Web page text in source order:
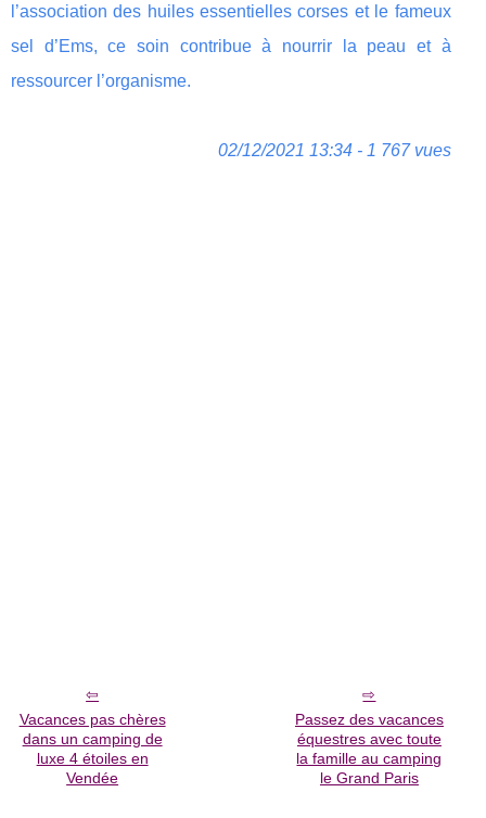
l’association des huiles essentielles corses et le fameux
sel d’Ems, ce soin contribue à nourrir la peau et à
ressourcer l’organisme.
02/12/2021 13:34 - 1 767 vues
Vacances pas chères
dans un camping de
luxe 4 étoiles en
Vendée
Passez des vacances
équestres avec toute
la famille au camping
le Grand Paris